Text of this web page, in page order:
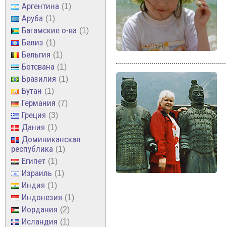
Аргентина 1
Аруба 1
Багамские о-ва 1
Белиз 1
Бельгия 1
Ботсвана 1
Бразилия 1
Бутан 1
Германия 7
Греция 3
Дания 1
Доминиканская
республика
1
Египет 1
Израиль 1
Индия 1
Индонезия 1
Иордания 2
Исландия 1